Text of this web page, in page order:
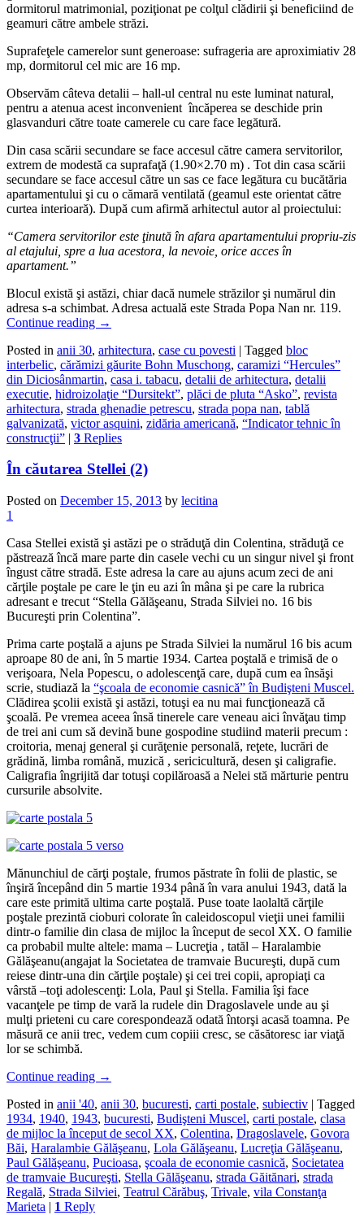
dormitorul matrimonial, poziţionat pe colţul clădirii şi beneficiind de
geamuri către ambele străzi.
Suprafeţele camerelor sunt generoase: sufrageria are aproximiativ 28
mp, dormitorul cel mic are 16 mp.
Observăm câteva detalii – hall-ul central nu este luminat natural,
pentru a atenua acest inconvenient încăperea se deschide prin
glasvanduri către toate camerele cu care face legătură.
Din casa scării secundare se face accesul către camera servitorilor,
extrem de modestă ca suprafaţă (1.90×2.70 m) . Tot din casa scării
secundare se face accesul către un sas ce face legătura cu bucătăria
apartamentului şi cu o cămară ventilată (geamul este orientat către
curtea interioară). După cum afirmă arhitectul autor al proiectului:
“Camera servitorilor este ţinută în afara apartamentului propriu-zis
al etajului, spre a lua acestora, la nevoie, orice acces în
apartament.”
Blocul există şi astăzi, chiar dacă numele străzilor şi numărul din
adresa s-a schimbat. Adresa actuală este Strada Popa Nan nr. 119.
Continue reading →
Posted in anii 30, arhitectura, case cu povesti | Tagged bloc
interbelic, cărămizi găurite Bohn Muschong, caramizi “Hercules”
din Diciosânmartin, casa i. tabacu, detalii de arhitectura, detalii
executie, hidroizolaţie “Dursitekt”, plăci de pluta “Asko”, revista
arhitectura, strada ghenadie petrescu, strada popa nan, tablă
galvanizată, victor asquini, zidăria americană, “Indicator tehnic în
construcţii” | 3 Replies
În căutarea Stellei (2)
Posted on December 15, 2013 by lecitina
1
Casa Stellei există şi astăzi pe o străduţă din Colentina, străduţă ce
păstrează încă mare parte din casele vechi cu un singur nivel şi front
îngust către stradă. Este adresa la care au ajuns acum zeci de ani
cărţile poştale pe care le ţin eu azi în mâna şi pe care la rubrica
adresant e trecut “Stella Gălăşeanu, Strada Silviei no. 16 bis
Bucureşti prin Colentina”.
Prima carte poştală a ajuns pe Strada Silviei la numărul 16 bis acum
aproape 80 de ani, în 5 martie 1934. Cartea poştală e trimisă de o
verişoara, Nela Popescu, o adolescenţă care, după cum ea însăşi
scrie, studiază la “şcoala de economie casnică” în Budişteni Muscel.
Clădirea şcolii există şi astăzi, totuşi ea nu mai funcţionează că
şcoală. Pe vremea aceea însă tinerele care veneau aici învăţau timp
de trei ani cum să devină bune gospodine studiind materii precum :
croitoria, menaj general şi curăţenie personală, reţete, lucrări de
grădină, limba română, muzică , sericicultură, desen şi caligrafie.
Caligrafia îngrijită dar totuşi copilăroasă a Nelei stă mărturie pentru
cursurile absolvite.
Mănunchiul de cărţi poştale, frumos păstrate în folii de plastic, se
înşiră începând din 5 martie 1934 până în vara anului 1943, dată la
care este primită ultima carte poştală. Puse toate laolaltă cărţile
poştale prezintă cioburi colorate în caleidoscopul vieţii unei familii
dintr-o familie din clasa de mijloc la început de secol XX. O familie
ca probabil multe altele: mama – Lucreţia , tatăl – Haralambie
Gălăşeanu(angajat la Societatea de tramvaie Bucureşti, după cum
reiese dintr-una din cărţile poştale) şi cei trei copii, apropiaţi ca
vârstă –toţi adolescenţi: Lola, Paul şi Stella. Familia îşi face
vacanţele pe timp de vară la rudele din Dragoslavele unde au şi
mulţi prieteni cu care corespondează odată întorşi acasă toamna. Pe
măsură ce anii trec, vedem cum copiii cresc, se căsătoresc iar viaţă
lor se schimbă.
Continue reading →
Posted in anii '40, anii 30, bucuresti, carti postale, subiectiv | Tagged
1934, 1940, 1943, bucuresti, Budişteni Muscel, carti postale, clasa
de mijloc la început de secol XX, Colentina, Dragoslavele, Govora
Băi, Haralambie Gălăşeanu, Lola Gălăşeanu, Lucreţia Gălăşeanu,
Paul Gălăşeanu, Pucioasa, şcoala de economie casnică, Societatea
de tramvaie Bucureşti, Stella Gălăşeanu, strada Găitănari, strada
Regală, Strada Silviei, Teatrul Cărăbuş, Trivale, vila Constanţa
Marieta | 1 Reply